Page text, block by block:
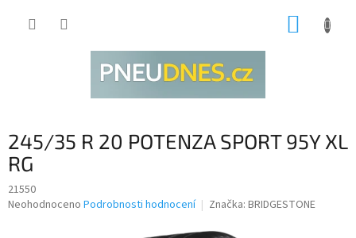
245/35 R 20 POTENZA SPORT 95Y XL
RG
21550
Průměrné
Neohodnoceno Podrobnosti hodnocení Značka: BRIDGESTONE